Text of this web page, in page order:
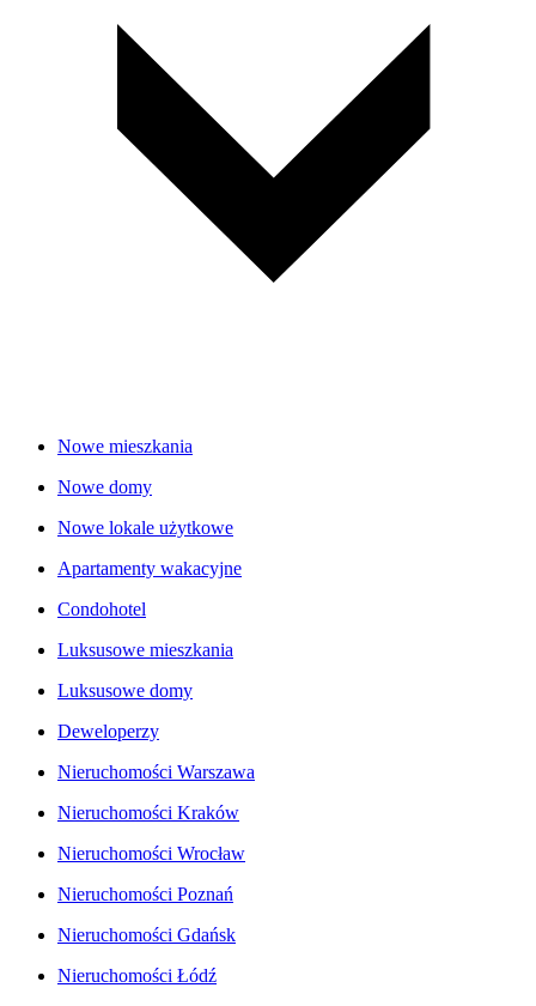
Nowe mieszkania
Nowe domy
Nowe lokale użytkowe
Apartamenty wakacyjne
Condohotel
Luksusowe mieszkania
Luksusowe domy
Deweloperzy
Nieruchomości Warszawa
Nieruchomości Kraków
Nieruchomości Wrocław
Nieruchomości Poznań
Nieruchomości Gdańsk
Nieruchomości Łódź